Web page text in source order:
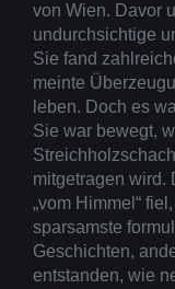
von Wien. Davor
undurchsichtige
Sie fand
meinte
leben. Doch es
Sie war bewegt,
mitgetragen wird.
„vom Himmel“
sparsamste
Geschichten,
entstanden, wie